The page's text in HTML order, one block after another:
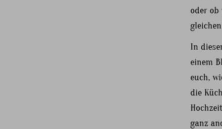
oder ob
In
einem
euch,
die
ganz